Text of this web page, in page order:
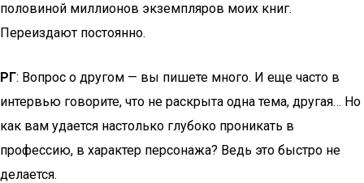
половиной миллионов экземпляров моих книг.
Переиздают постоянно.
РГ: Вопрос о другом — вы пишете много. И еще часто в
интервью говорите, что не раскрыта одна тема, другая… Но
как вам удается настолько глубоко проникать в
профессию, в характер персонажа? Ведь это быстро не
делается.